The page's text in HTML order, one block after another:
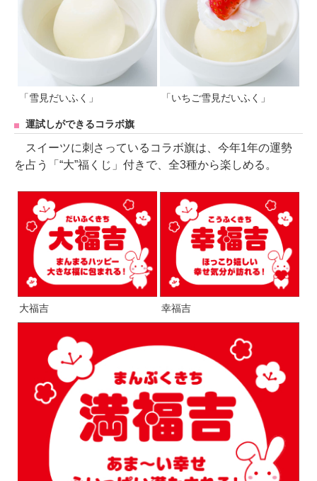
「雪見だいふく」 「いちご雪見だいふく」
運試しができるコラボ旗
スイーツに刺さっているコラボ旗は、今年1年の運勢
を占う「“大”福くじ」付きで、全3種から楽しめる。
大福吉 幸福吉